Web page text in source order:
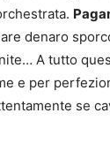
denaro
A tutto
e per
se